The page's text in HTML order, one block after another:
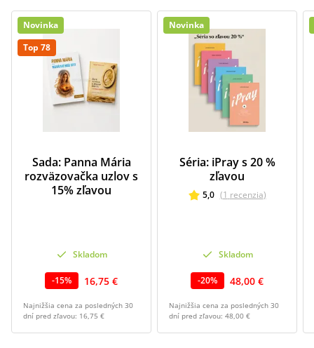
Novinka
Top 78
Sada: Panna Mária
rozväzovačka uzlov s
15% zľavou
Skladom
-15% 16,75 €
Najnižšia cena za posledných 30
dní pred zľavou: 16,75 €
Novinka
Séria: iPray s 20 %
zľavou
5,0 (1 recenzia)
Skladom
-20% 48,00 €
Najnižšia cena za posledných 30
dní pred zľavou: 48,00 €